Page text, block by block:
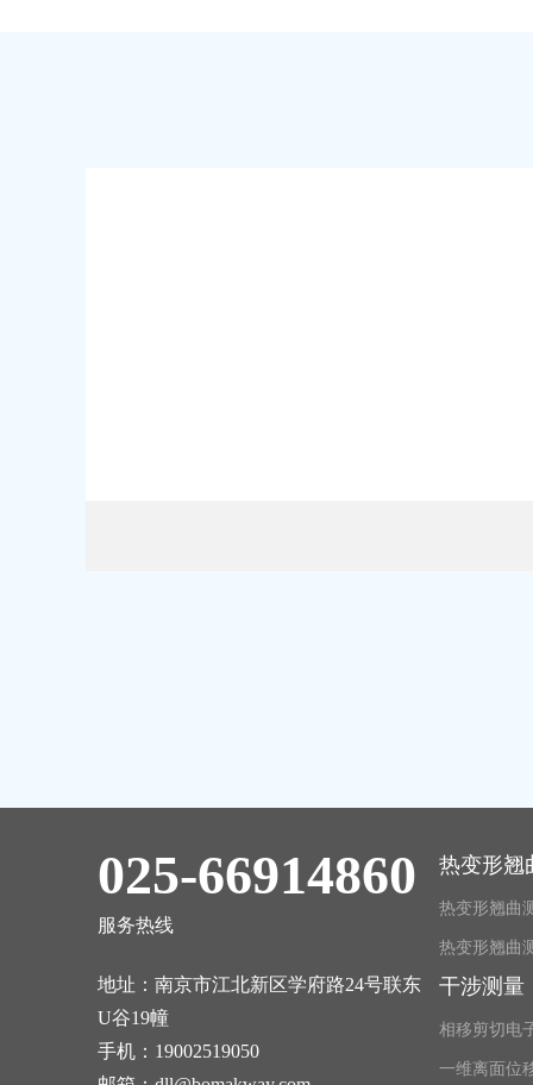
025-66914860
服务热线
地址：南京市江北新区学府路24号联东
U谷19幢
手机： 19002519050
热变形翘
热变形翘曲
热变形翘曲
干涉测量
相移剪切电
一维离面位